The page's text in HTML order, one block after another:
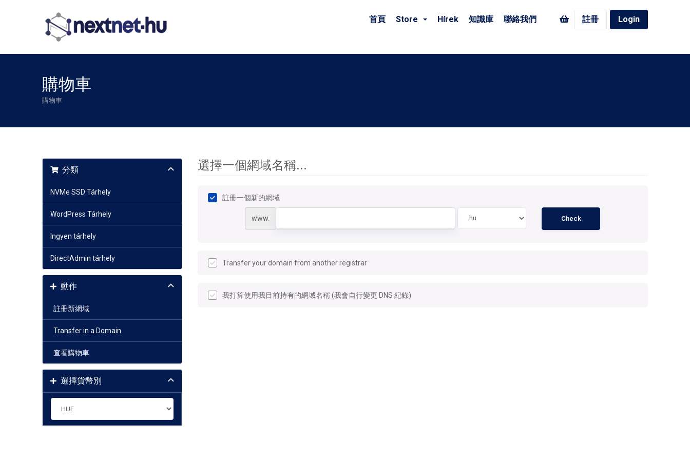
首頁 Store Hírek 知識庫 聯絡我們 註冊 Login
購物車
購物車
分類
NVMe SSD Tárhely
WordPress Tárhely
Ingyen tárhely
DirectAdmin tárhely
動作
註冊新網域
Transfer in a Domain
查看購物車
選擇貨幣別
選擇一個網域名稱...
註冊一個新的網域
www. Check
Transfer your domain from another registrar
我打算使用我目前持有的網域名稱 (我會自行變更 DNS 紀錄)